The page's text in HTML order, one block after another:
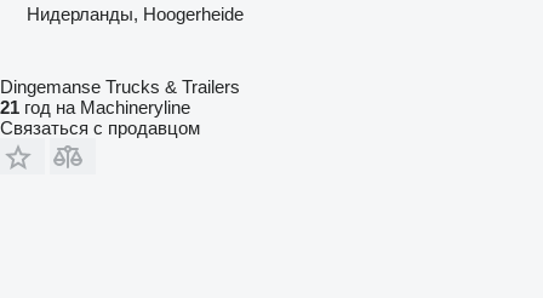
Нидерланды, Hoogerheide
Dingemanse Trucks & Trailers
21 год на Machineryline
Связаться с продавцом